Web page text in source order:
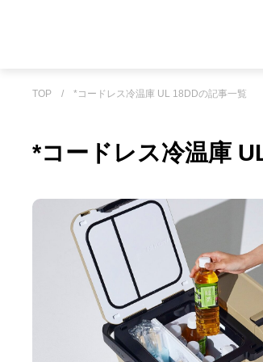
TOP / *コードレス冷温庫 UL 18DDの記事一覧
*コードレス冷温庫